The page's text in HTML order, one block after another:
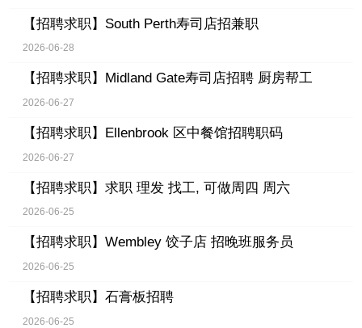
【招聘求职】 South Perth寿司店招兼职
2026-06-28
【招聘求职】 Midland Gate寿司店招聘 厨房帮工
2026-06-27
【招聘求职】 Ellenbrook 区中餐馆招聘职码
2026-06-27
【招聘求职】 求职 理发 找工, 可做周四 周六
2026-06-25
【招聘求职】 Wembley 饺子店 招晚班服务员
2026-06-25
【招聘求职】 石膏板招聘
2026-06-25